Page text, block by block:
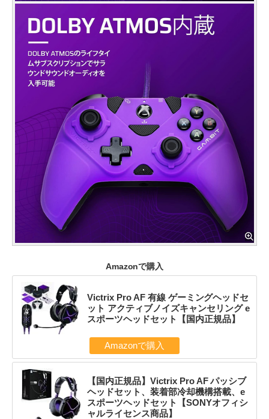
Amazonで購入
Victrix Pro AF 有線 ゲーミングヘッドセ
ット アクティブノイズキャンセリング e
スポーツヘッドセット【国内正規品】
Amazonで購入
【国内正規品】Victrix Pro AF パッシブ
ヘッドセット、装着部冷却機構搭載、e
スポーツヘッドセット【SONYオフィシ
ャルライセンス商品】